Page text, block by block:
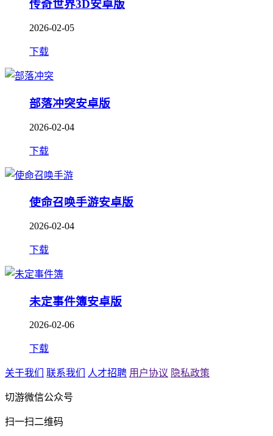
传奇世界3D安卓版
2026-02-05
下载
部落冲突安卓版
2026-02-04
下载
使命召唤手游安卓版
2026-02-04
下载
未定事件簿安卓版
2026-02-06
下载
关于我们 联系我们 人才招聘 用户协议 隐私政策
切游微信公众号
扫一扫二维码